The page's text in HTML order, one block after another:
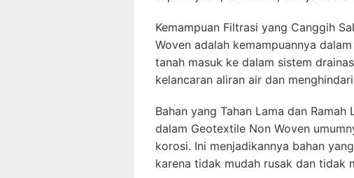
Kemampuan Filtrasi yang Canggih
Woven adalah kemampuannya
tanah masuk ke dalam sistem
kelancaran aliran air dan
Bahan yang Tahan Lama dan
dalam Geotextile Non Woven
korosi. Ini menjadikannya bahan
karena tidak mudah rusak dan tidak